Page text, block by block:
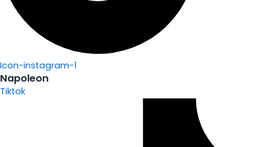
Icon-instagram-1
Napoleon
Tiktok